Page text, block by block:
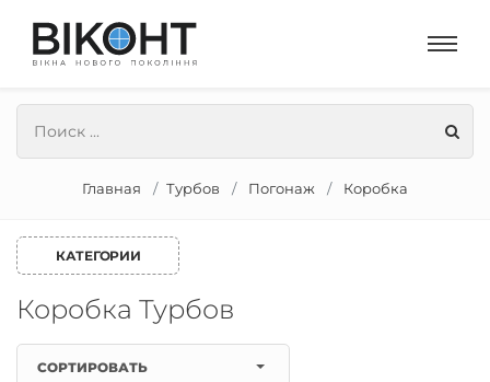
Главная Турбов Погонаж Коробка
КАТЕГОРИИ
Коробка Турбов
СОРТИРОВАТЬ